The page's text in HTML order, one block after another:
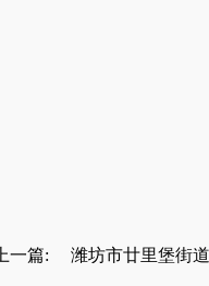
上一篇: 潍坊市廿里堡街